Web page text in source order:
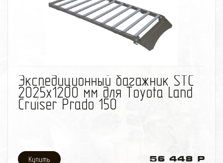
Экспедиционный багажник STC
2025x1200 мм для Toyota Land
Cruiser Prado 150
56 448 Р